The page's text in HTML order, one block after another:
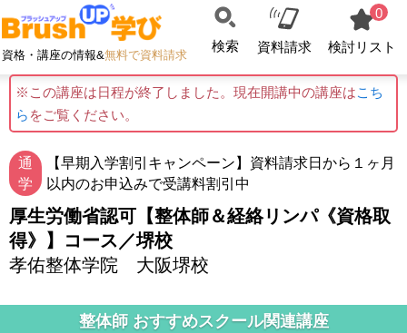
資格・講座の情報&無料で資料請求
検索 資料請求
0
検討リスト
※この講座は日程が終了しました。現在開講中の講座はこち
ら をご覧ください。
通
学
【早期入学割引キャンペーン】資料請求日から１ヶ月
以内のお申込みで受講料割引中
厚生労働省認可【整体師＆経絡リンパ《資格取
得》】コース／堺校
孝佑整体学院 大阪堺校
整体師 おすすめスクール関連講座